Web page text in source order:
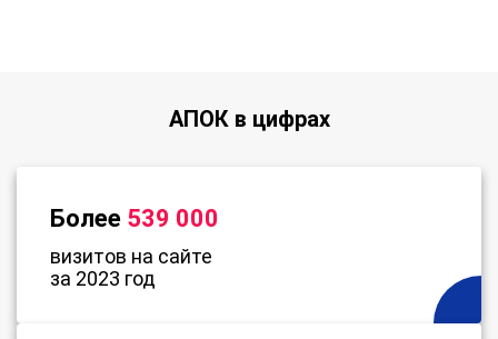
АПОК в цифрах
Более 539 000
визитов на сайте
за 2023 год